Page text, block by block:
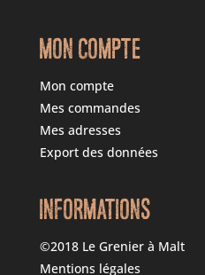
MON COMPTE
Mon compte
Mes commandes
Mes adresses
Export des données
INFORMATIONS
©2018 Le Grenier à Malt
Mentions légales